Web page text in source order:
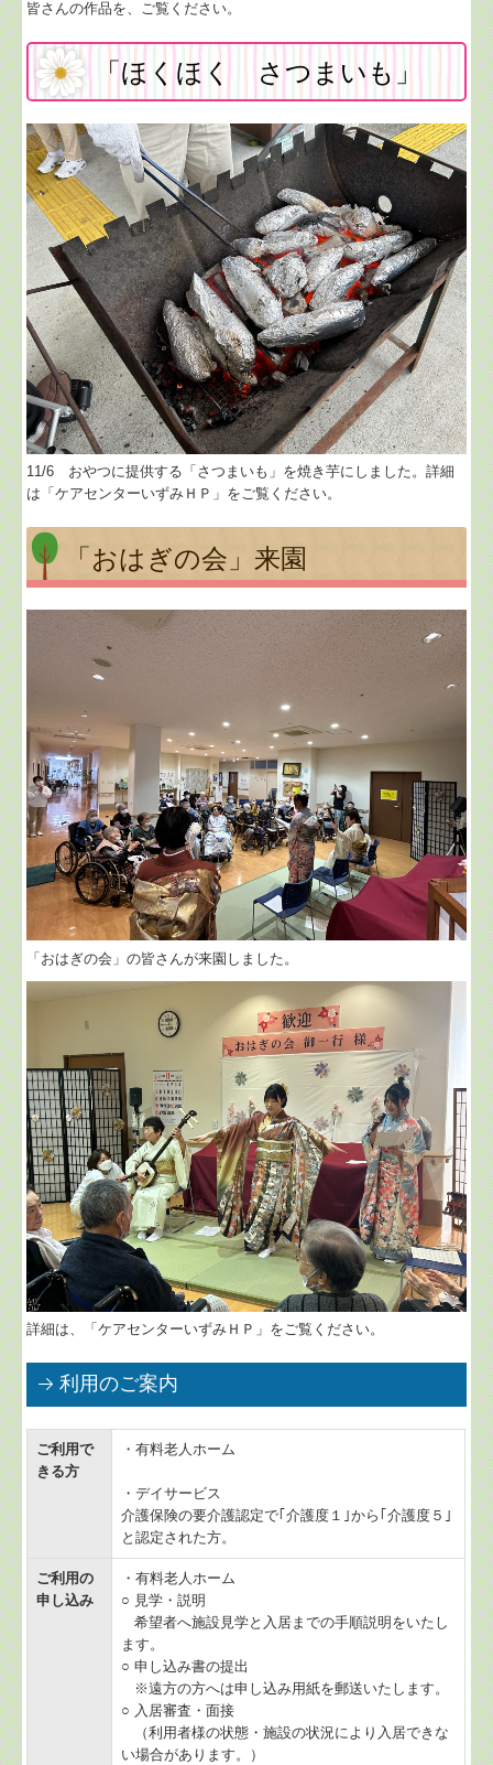
皆さんの作品を、ご覧ください。
「ほくほく さつまいも」
11/6 おやつに提供する「さつまいも」を焼き芋にしました。詳細
は「ケアセンターいずみＨＰ」をご覧ください。
「おはぎの会」来園
「おはぎの会」の皆さんが来園しました。
詳細は、「ケアセンターいずみＨＰ」をご覧ください。
利用のご案内
ご利用で
きる方
・有料老人ホーム
・デイサービス
介護保険の要介護認定で｢介護度１｣から｢介護度５｣
と認定された方。
ご利用の
申し込み
・有料老人ホーム
○ 見学・説明
希望者へ施設見学と入居までの手順説明をいたし
ます。
○ 申し込み書の提出
※遠方の方へは申し込み用紙を郵送いたします。
○ 入居審査・面接
（利用者様の状態・施設の状況により入居できな
い場合があります。）